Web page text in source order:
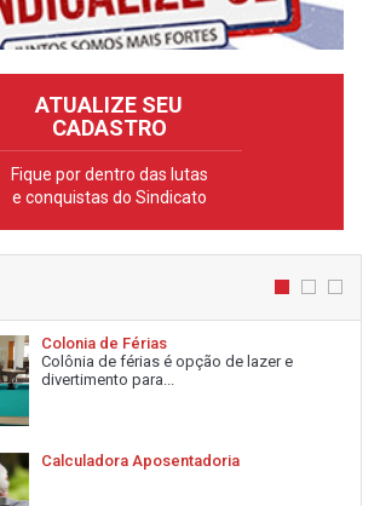
ATUALIZE SEU
CADASTRO
Fique por dentro das lutas
e conquistas do Sindicato
Colonia de Férias
Colônia de férias é opção de lazer e
divertimento para...
Calculadora Aposentadoria